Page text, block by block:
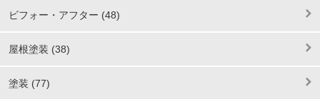
ビフォー・アフター (48)
屋根塗装 (38)
塗装 (77)